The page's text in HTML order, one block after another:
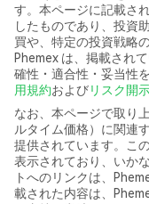
す。本ページに記載さ
したものであり、投資
買や、特定の投資戦略
Phemex は、掲載され
確性・適合性・妥当性
用規約およびリスク開
なお、本ページで取り
ルタイム価格）に関連
提供されています。こ
表示されており、いか
トへのリンクは、
載された内容は、